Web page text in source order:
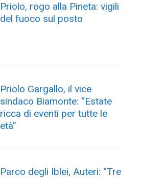
Priolo, rogo alla Pineta: vigili
del fuoco sul posto
Priolo Gargallo, il vice
sindaco Biamonte: “Estate
ricca di eventi per tutte le
età”
Parco degli Iblei, Auteri: “Tre